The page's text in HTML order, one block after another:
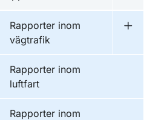
Publikationer inom
Rapporter inom
vägtrafik
Publikationer inom
Rapporter inom
luftfart
Publikationer inom
Rapporter inom